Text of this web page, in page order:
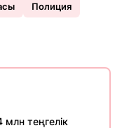
Полиция
теңгелік